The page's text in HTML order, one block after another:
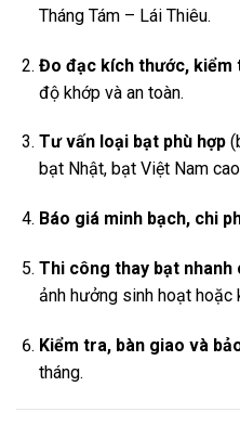
Tháng Tám – Lái Thiêu.
Đo đạc kích thước, kiểm
độ khớp và an toàn.
Tư vấn loại bạt phù hợp
bạt Nhật, bạt Việt Nam
Báo giá minh bạch, chi
Thi công thay bạt nhanh
ảnh hưởng sinh hoạt hoặc
Kiểm tra, bàn giao và
tháng.